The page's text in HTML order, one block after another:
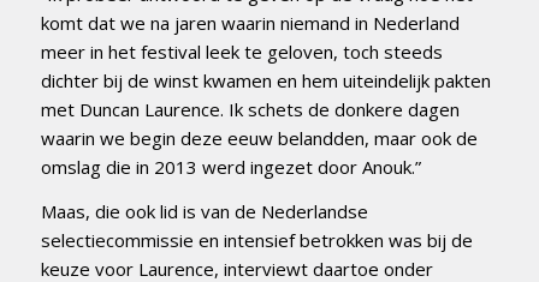
komt dat we na jaren waarin niemand in Nederland
meer in het festival leek te geloven, toch steeds
dichter bij de winst kwamen en hem uiteindelijk pakten
met Duncan Laurence. Ik schets de donkere dagen
waarin we begin deze eeuw belandden, maar ook de
omslag die in 2013 werd ingezet door Anouk.”
Maas, die ook lid is van de Nederlandse
selectiecommissie en intensief betrokken was bij de
keuze voor Laurence, interviewt daartoe onder